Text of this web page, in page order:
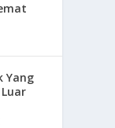
Yang